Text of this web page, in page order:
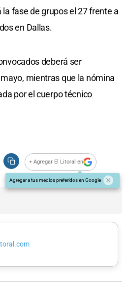
la fase de grupos el 27 frente a
en Dallas.
deberá ser
mientras que la nómina
por el cuerpo técnico
+ Agregar El Litoral en
Agregar a tus medios preferidos en Google